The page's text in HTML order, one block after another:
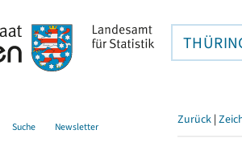
Suche Newsletter Zurück |